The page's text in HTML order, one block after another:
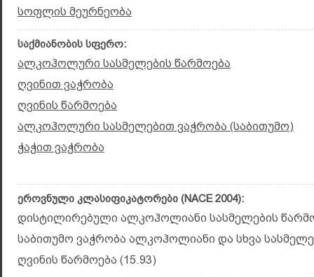
სოფლის მეურნეობა
საქმიანობის სფერო:
ალკოჰოლური სასმელების წარმოება
ღვინით ვაჭრობა
ღვინის წარმოება
ალკოჰოლური სასმელებით ვაჭრობა (საბითუმო)
ჭაჭით ვაჭრობა
ეროვნული კლასიფიკატორები (NACE 2004):
დისტილირებული ალკოჰოლიანი სასმელების
საბითუმო ვაჭრობა ალკოჰოლიანი და სხვა
ღვინის წარმოება (15.93)